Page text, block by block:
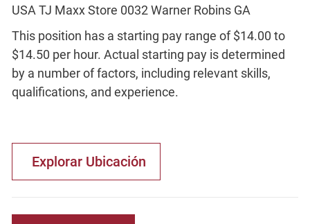
USA TJ Maxx Store 0032 Warner Robins GA
This position has a starting pay range of $14.00 to
$14.50 per hour. Actual starting pay is determined
by a number of factors, including relevant skills,
qualifications, and experience.
Explorar Ubicación